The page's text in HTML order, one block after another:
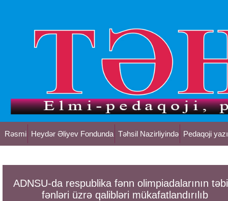
Rəsmi Heydər Əliyev Fondunda Təhsil Nazirliyində Pedaqoji
ADNSU-da respublika fənn olimpiadalarının
fənləri üzrə qalibləri mükafatlandırılıb